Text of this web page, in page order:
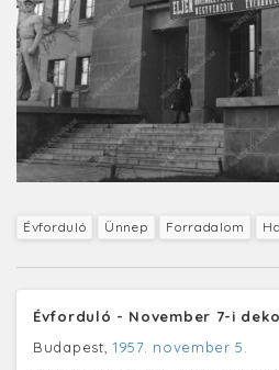
Évforduló Ünnep Forradalom
Évforduló - November 7-i
Budapest, 1957. november 5.